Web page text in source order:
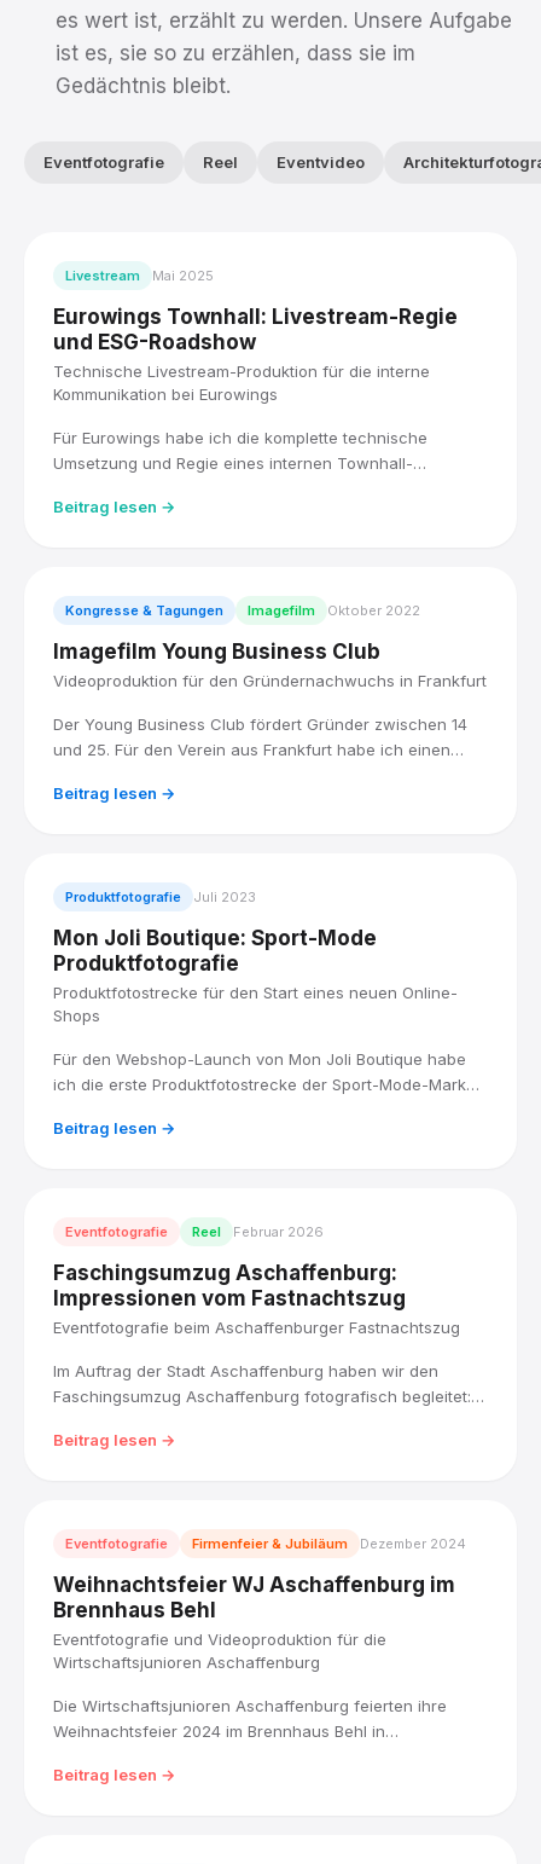
es wert ist, erzählt zu werden. Unsere Aufgabe
ist es, sie so zu erzählen, dass sie im
Gedächtnis bleibt.
Eventfotografie Reel Eventvideo
Livestream Mai 2025
Eurowings Townhall: Livestream-Regie
und ESG-Roadshow
Technische Livestream-Produktion für die interne
Kommunikation bei Eurowings
Für Eurowings habe ich die komplette technische
Umsetzung und Regie eines internen Townhall-
Mitarbeitende, mit drei Kameras und einem Blackmagic
Beitrag lesen →
Kongresse & Tagungen Imagefilm Oktober 2022
Imagefilm Young Business Club
Videoproduktion für den Gründernachwuchs in Frankfurt
Der Young Business Club fördert Gründer zwischen 14
und 25. Für den Verein aus Frankfurt habe ich einen
macht: junge Menschen, echte Aufbruchstimmung,
Beitrag lesen →
Produktfotografie Juli 2023
Mon Joli Boutique: Sport-Mode
Produktfotografie
Produktfotostrecke für den Start eines neuen Online-
Shops
Für den Webshop-Launch von Mon Joli Boutique habe
ich die erste Produktfotostrecke der Sport-Mode-Marke
und einem klaren Blick für die Markenphilosophie.
Beitrag lesen →
Eventfotografie Reel Februar 2026
Faschingsumzug Aschaffenburg:
Impressionen vom Fastnachtszug
Eventfotografie beim Aschaffenburger Fastnachtszug
Im Auftrag der Stadt Aschaffenburg haben wir den
Faschingsumzug Aschaffenburg fotografisch begleitet:
bei strahlendem Wetter durch die Innenstadt bis zum
Beitrag lesen →
Eventfotografie Firmenfeier & Jubiläum Dezember 2024
Weihnachtsfeier WJ Aschaffenburg im
Brennhaus Behl
Eventfotografie und Videoproduktion für die
Wirtschaftsjunioren Aschaffenburg
Die Wirtschaftsjunioren Aschaffenburg feierten ihre
Weihnachtsfeier 2024 im Brennhaus Behl in
und einen kurzen Weihnachtsfilm produziert, von der
Beitrag lesen →